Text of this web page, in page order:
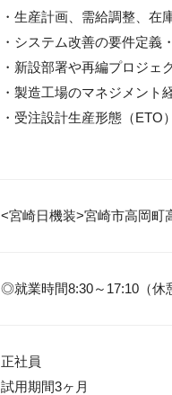
・生産計画、需給調整、在
・システム改善の要件定義
・新設部署や再編プロジェ
・製造工場のマネジメント
・受注設計生産形態（ETO
<宮崎日機装>宮崎市高岡町
◎就業時間8:30～17:10（休
正社員
試用期間3ヶ月